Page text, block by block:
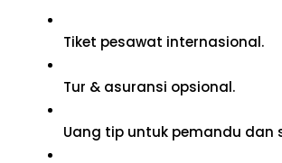
Tiket pesawat internasional.
Tur & asuransi opsional.
Uang tip untuk pemandu dan